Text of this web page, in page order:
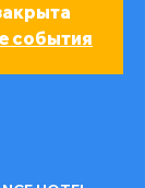
события